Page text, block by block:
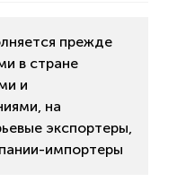
прежде
в стране
и
на
экспортеры,
импортеры